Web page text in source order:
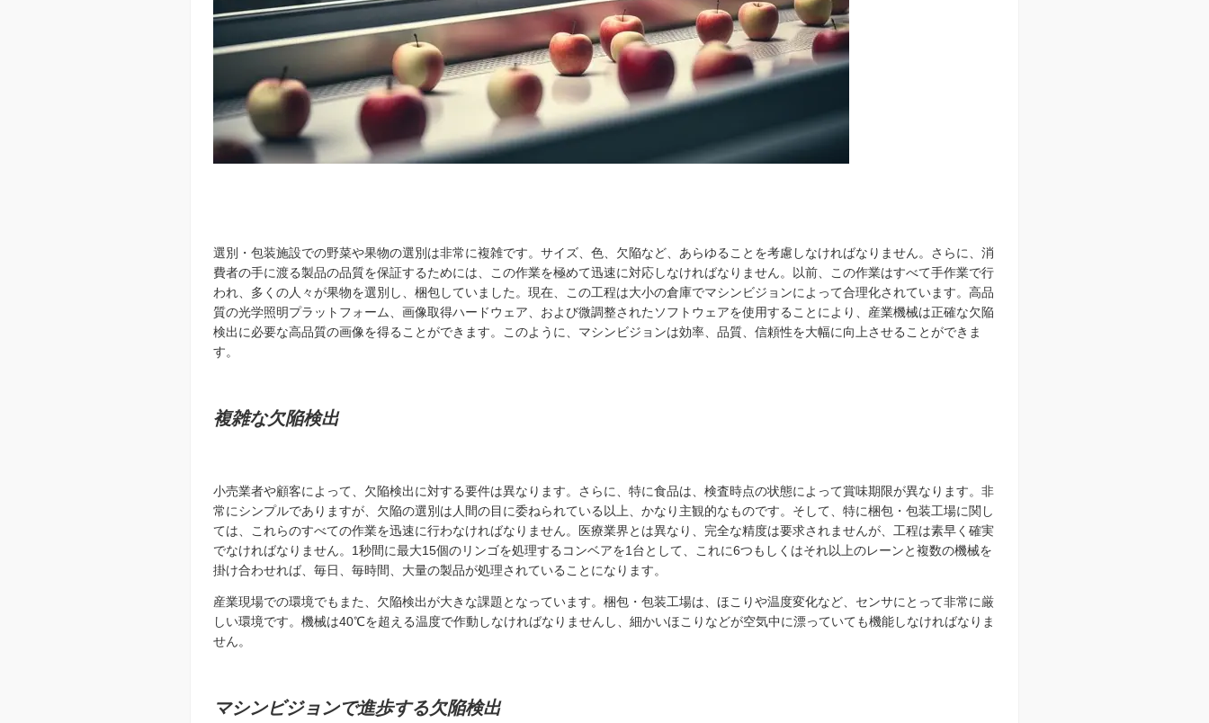
選別・包装施設での野菜や果物の選別は非常に複雑です。サイズ、色、欠陥など、あらゆることを考慮しなければなりません。さらに、消
費者の手に渡る製品の品質を保証するためには、この作業を極めて迅速に対応しなければなりません。以前、この作業はすべて手作業で行
われ、多くの人々が果物を選別し、梱包していました。現在、この工程は大小の倉庫でマシンビジョンによって合理化されています。高品
質の光学照明プラットフォーム、画像取得ハードウェア、および微調整されたソフトウェアを使用することにより、産業機械は正確な欠陥
検出に必要な高品質の画像を得ることができます。このように、マシンビジョンは効率、品質、信頼性を大幅に向上させることができま
す。
複雑な欠陥検出
小売業者や顧客によって、欠陥検出に対する要件は異なります。さらに、特に食品は、検査時点の状態によって賞味期限が異なります。非
常にシンプルでありますが、欠陥の選別は人間の目に委ねられている以上、かなり主観的なものです。そして、特に梱包・包装工場に関し
ては、これらのすべての作業を迅速に行わなければなりません。医療業界とは異なり、完全な精度は要求されませんが、工程は素早く確実
でなければなりません。1秒間に最大15個のリンゴを処理するコンベアを1台として、これに6つもしくはそれ以上のレーンと複数の機械を
掛け合わせれば、毎日、毎時間、大量の製品が処理されていることになります。
産業現場での環境でもまた、欠陥検出が大きな課題となっています。梱包・包装工場は、ほこりや温度変化など、センサにとって非常に厳
しい環境です。機械は40℃を超える温度で作動しなければなりませんし、細かいほこりなどが空気中に漂っていても機能しなければなりま
せん。
マシンビジョンで進歩する欠陥検出